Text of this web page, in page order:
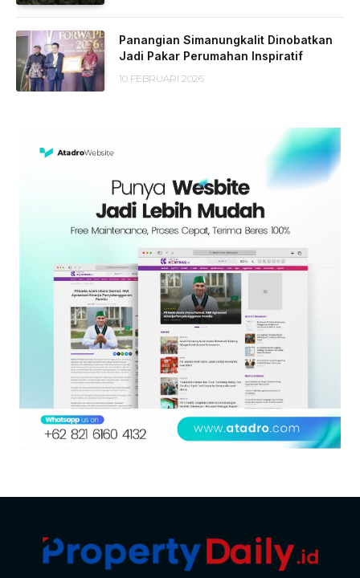
Panangian Simanungkalit Dinobatkan
Jadi Pakar Perumahan Inspiratif
10 FEBRUARI 2026